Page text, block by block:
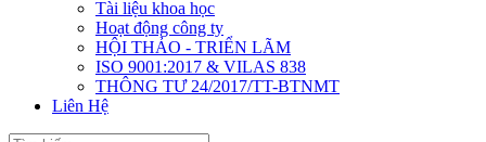
Tài liệu khoa học
Hoạt động công ty
HỘI THẢO - TRIỂN LÃM
ISO 9001:2017 & VILAS 838
THÔNG TƯ 24/2017/TT-BTNMT
Liên Hệ